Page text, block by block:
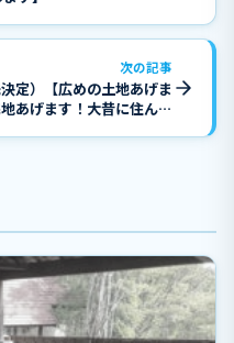
次の記事
決定）【広めの土地あげま
あげます！大昔に住んで